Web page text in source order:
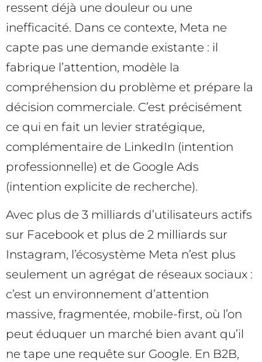
ressent déjà une douleur ou une
inefficacité. Dans ce contexte, Meta ne
capte pas une demande existante : il
fabrique l’attention, modèle la
compréhension du problème et prépare la
décision commerciale. C’est précisément
ce qui en fait un levier stratégique,
complémentaire de LinkedIn (intention
professionnelle) et de Google Ads
(intention explicite de recherche).
Avec plus de 3 milliards d’utilisateurs actifs
sur Facebook et plus de 2 milliards sur
Instagram, l’écosystème Meta n’est plus
seulement un agrégat de réseaux sociaux :
c’est un environnement d’attention
massive, fragmentée, mobile-first, où l’on
peut éduquer un marché bien avant qu’il
ne tape une requête sur Google. En B2B,